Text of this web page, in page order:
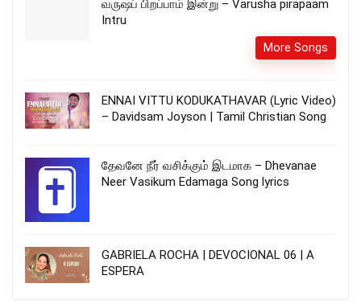
வருஷப் பிறப்பாம் இன்று – Varusha pirapaam
Intru
More Songs
ENNAI VITTU KODUKATHAVAR (Lyric Video)
– Davidsam Joyson | Tamil Christian Song
தேவனே நீர் வசிக்கும் இடமாக – Dhevanae
Neer Vasikum Edamaga Song lyrics
GABRIELA ROCHA | DEVOCIONAL 06 | A
ESPERA